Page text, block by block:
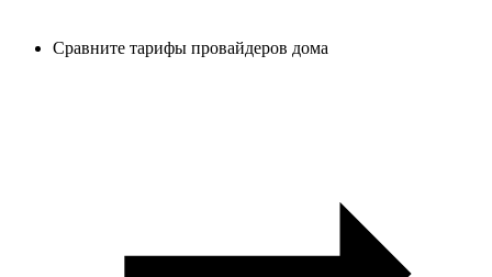
Сравните тарифы провайдеров дома